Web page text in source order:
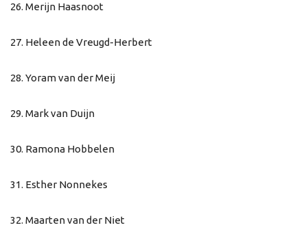
26. Merijn Haasnoot
27. Heleen de Vreugd-Herbert
28. Yoram van der Meij
29. Mark van Duijn
30. Ramona Hobbelen
31. Esther Nonnekes
32. Maarten van der Niet